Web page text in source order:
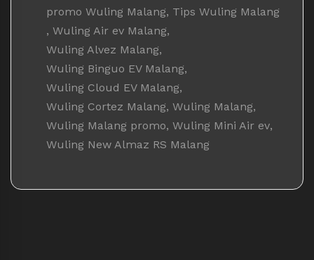
promo Wuling Malang, Tips Wuling Malang
, Wuling Air ev Malang,
Wuling Alvez Malang,
Wuling Binguo EV Malang,
Wuling Cloud EV Malang,
Wuling Cortez Malang, Wuling Malang,
Wuling Malang promo, Wuling Mini Air ev,
Wuling New Almaz RS Malang